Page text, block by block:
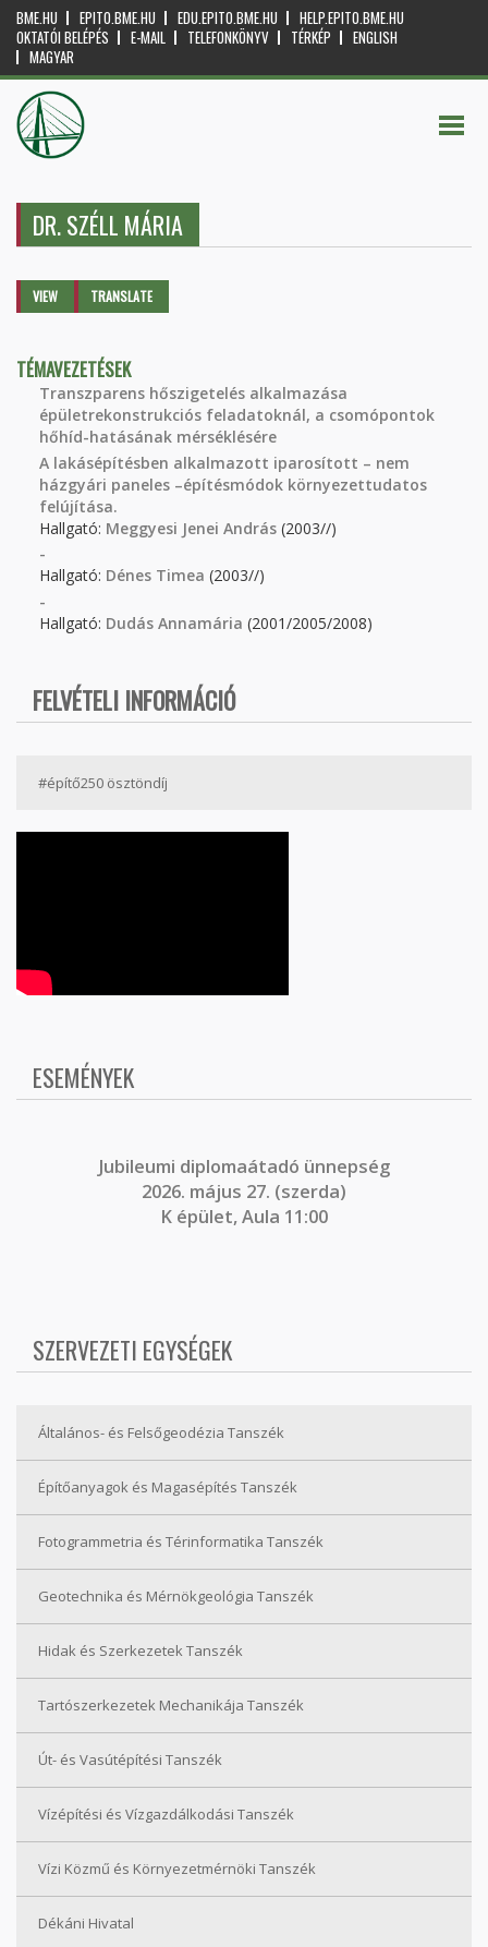
BME.HU EPITO.BME.HU EDU.EPITO.BME.HU
HELP.EPITO.BME.HU
OKTATÓI BELÉPÉS
E-MAIL TELEFONKÖNYV TÉRKÉP
ENGLISH
MAGYAR
DR. SZÉLL MÁRIA
Primary tabs
VIEW (ACTIVETRANSLATE
TÉMAVEZETÉSEK
Transzparens hőszigetelés alkalmazása
épületrekonstrukciós feladatoknál, a csomópontok
hőhíd-hatásának mérséklésére
A lakásépítésben alkalmazott iparosított – nem
házgyári paneles –építésmódok környezettudatos
felújítása.
Hallgató: Meggyesi Jenei András (2003//)
-
Hallgató: Dénes Timea (2003//)
-
Hallgató: Dudás Annamária (2001/2005/2008)
FELVÉTELI INFORMÁCIÓ
#építő250 ösztöndíj
ESEMÉNYEK
Jubileumi diplomaátadó ünnepség
2026. május 27. (szerda)
K épület, Aula 11:00
SZERVEZETI EGYSÉGEK
Általános- és Felsőgeodézia Tanszék
Építőanyagok és Magasépítés Tanszék
Fotogrammetria és Térinformatika Tanszék
Geotechnika és Mérnökgeológia Tanszék
Hidak és Szerkezetek Tanszék
Tartószerkezetek Mechanikája Tanszék
Út- és Vasútépítési Tanszék
Vízépítési és Vízgazdálkodási Tanszék
Vízi Közmű és Környezetmérnöki Tanszék
Dékáni Hivatal